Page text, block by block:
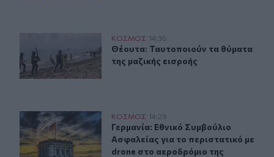
Θέουτα: Ταυτοποιούν τα θύματα της μαζικής εισροής
ΚΟΣΜΟΣ 14:36
Θέουτα: Ταυτοποιούν τα θύματα
Θέουτα: Ταυτοποιούν τα θύματα
της μαζικής εισροής
Γερμανία: Εθνικό Συμβούλιο Ασφαλείας για το
ΚΟΣΜΟΣ 14:29
Γερμανία: Εθνικό Συμβούλιο
Γερμανία: Εθνικό Συμβούλιο
Ασφαλείας για το περιστατικό με
drone στο αεροδρόμιο της